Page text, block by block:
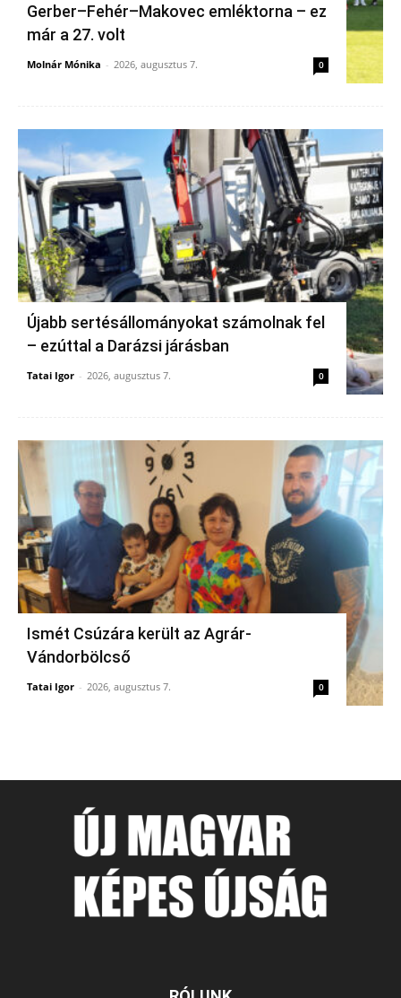
Gerber–Fehér–Makovec emléktorna – ez
már a 27. volt
Molnár Mónika - 2026, augusztus 7. 0
Újabb sertésállományokat számolnak fel
– ezúttal a Darázsi járásban
Tatai Igor - 2026, augusztus 7. 0
Ismét Csúzára került az Agrár-
Vándorbölcső
Tatai Igor - 2026, augusztus 7. 0